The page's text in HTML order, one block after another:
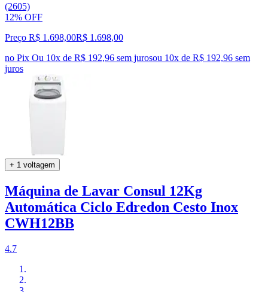
(2605)
12% OFF
Preço R$ 1.698,00R$ 1.698,00
no Pix Ou 10x de R$ 192,96 sem jurosou 10x de R$ 192,96 sem
juros
+ 1 voltagem
Máquina de Lavar Consul 12Kg
Automática Ciclo Edredon Cesto Inox
CWH12BB
4.7